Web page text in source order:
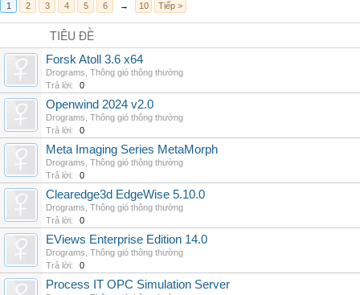
1 2 3 4 5 6 → 10 Tiếp >
TIÊU ĐỀ
Forsk Atoll 3.6 x64
Drograms Thông gió thông thường
Trả lời:
0
Openwind 2024 v2.0
Drograms Thông gió thông thường
Trả lời:
0
Meta Imaging Series MetaMorph
Drograms Thông gió thông thường
Trả lời:
0
Clearedge3d EdgeWise 5.10.0
Drograms Thông gió thông thường
Trả lời:
0
EViews Enterprise Edition 14.0
Drograms Thông gió thông thường
Trả lời:
0
Process IT OPC Simulation Server